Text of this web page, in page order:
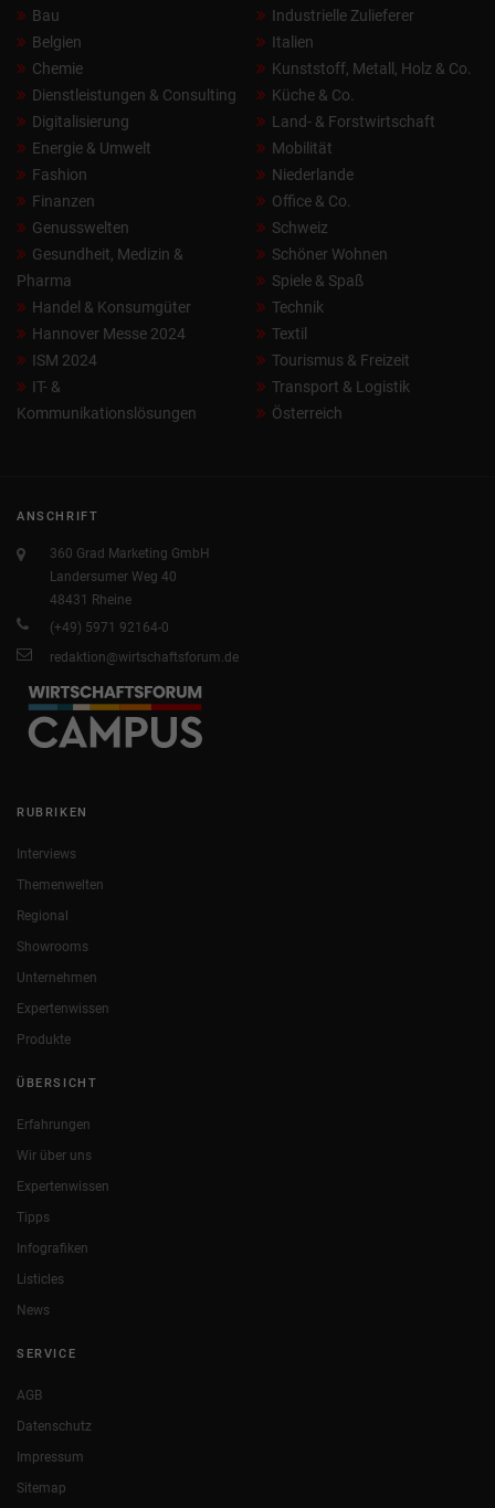
Bau
Belgien
Chemie
Dienstleistungen & Consulting
Digitalisierung
Energie & Umwelt
Fashion
Finanzen
Genusswelten
Gesundheit, Medizin &
Pharma
Handel & Konsumgüter
Hannover Messe 2024
ISM 2024
IT- &
Kommunikationslösungen
Industrielle Zulieferer
Italien
Kunststoff, Metall, Holz & Co.
Küche & Co.
Land- & Forstwirtschaft
Mobilität
Niederlande
Office & Co.
Schweiz
Schöner Wohnen
Spiele & Spaß
Technik
Textil
Tourismus & Freizeit
Transport & Logistik
Österreich
ANSCHRIFT
360 Grad Marketing GmbH
Landersumer Weg 40
48431 Rheine
(+49) 5971 92164-0
redaktion@wirtschaftsforum.de
RUBRIKEN
Interviews
Themenwelten
Regional
Showrooms
Unternehmen
Expertenwissen
Produkte
ÜBERSICHT
Erfahrungen
Wir über uns
Expertenwissen
Tipps
Infografiken
Listicles
News
SERVICE
AGB
Datenschutz
Impressum
Sitemap